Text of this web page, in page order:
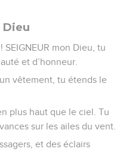
SEIGNEUR mon Dieu, tu
et d’honneur.
vêtement, tu étends le
plus haut que le ciel. Tu
sur les ailes du vent.
et des éclairs